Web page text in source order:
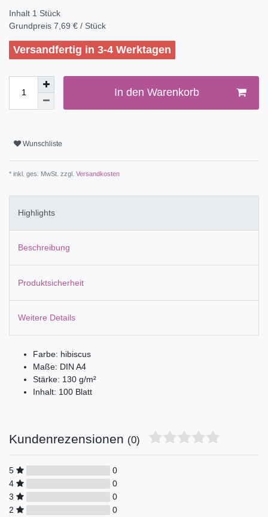
Inhalt 1 Stück
Grundpreis 7,69 € / Stück
Versandfertig in 3-4 Werktagen
In den Warenkorb
Wunschliste
* inkl. ges. MwSt. zzgl. Versandkosten
Highlights
Beschreibung
Produktsicherheit
Weitere Details
Farbe: hibiscus
Maße: DIN A4
Stärke: 130 g/m²
Inhalt: 100 Blatt
Kundenrezensionen (0)
5
0
4
0
3
0
2
0